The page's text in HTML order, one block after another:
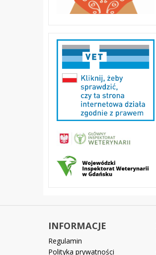
INFORMACJE
Regulamin
Polityka prywatności